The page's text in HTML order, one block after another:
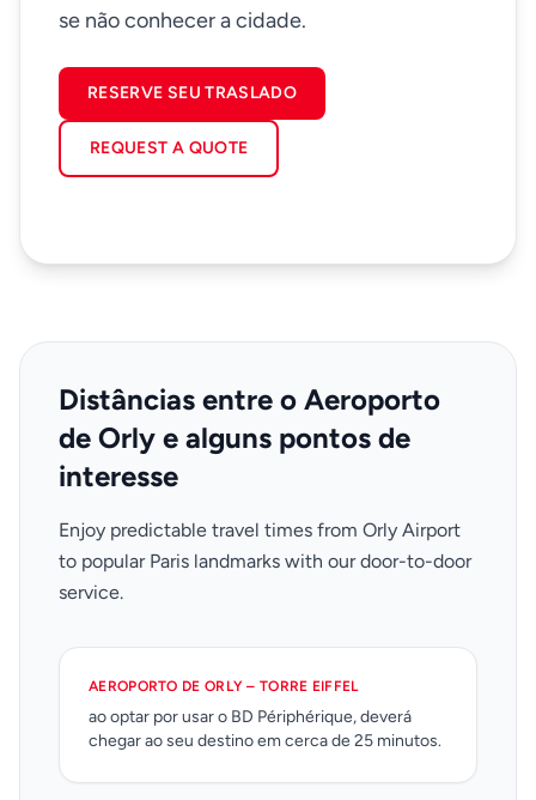
se não conhecer a cidade.
RESERVE SEU TRASLADO
REQUEST A QUOTE
AVERAGE JOURNEY TIME
25 minutos
to central Paris in normal traffic
Distâncias entre o Aeroporto
de Orly e alguns pontos de
interesse
Enjoy predictable travel times from Orly Airport
to popular Paris landmarks with our door-to-door
service.
AEROPORTO DE ORLY – TORRE EIFFEL
ao optar por usar o BD Périphérique, deverá
chegar ao seu destino em cerca de 25 minutos.